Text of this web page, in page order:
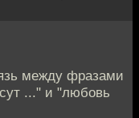
между фразами
..." и "любовь